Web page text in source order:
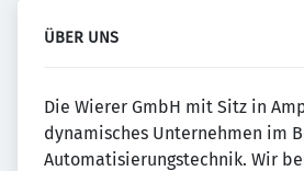
ÜBER UNS
Die Wierer GmbH mit Sitz in
dynamisches Unternehmen im
Automatisierungstechnik. Wir